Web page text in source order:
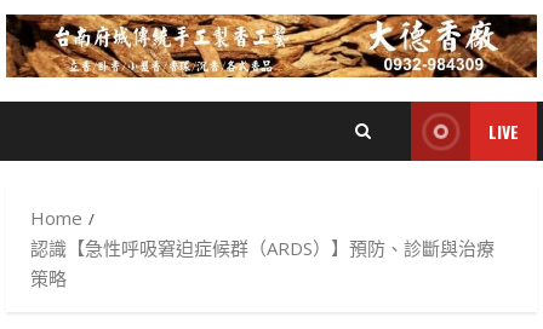
LIVE
Home
認識【急性呼吸窘迫症候群（ARDS）】預防、診斷與治療
策略